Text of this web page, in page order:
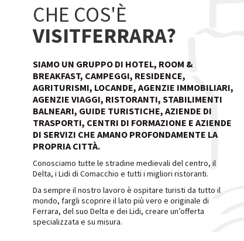
CHE COS'È
VISITFERRARA?
SIAMO UN GRUPPO DI HOTEL, ROOM &
BREAKFAST, CAMPEGGI, RESIDENCE,
AGRITURISMI, LOCANDE, AGENZIE IMMOBILIARI,
AGENZIE VIAGGI, RISTORANTI, STABILIMENTI
BALNEARI, GUIDE TURISTICHE, AZIENDE DI
TRASPORTI, CENTRI DI FORMAZIONE E AZIENDE
DI SERVIZI CHE AMANO PROFONDAMENTE LA
PROPRIA CITTÀ.
Conosciamo tutte le stradine medievali del centro, il
Delta, i Lidi di Comacchio e tutti i migliori ristoranti.
Da sempre il nostro lavoro è ospitare turisti da tutto il
mondo, fargli scoprire il lato più vero e originale di
Ferrara, del suo Delta e dei Lidi, creare un’offerta
specializzata e su misura.